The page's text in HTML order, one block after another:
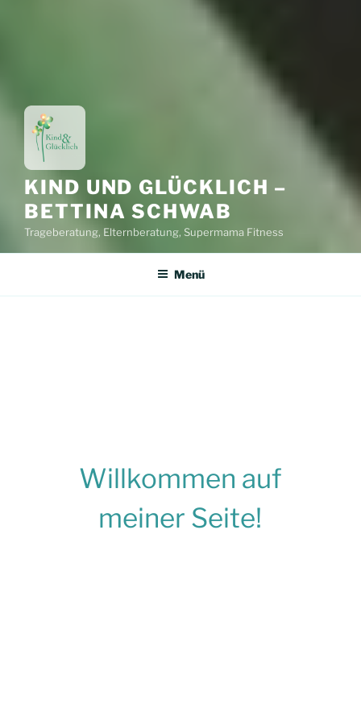
KIND UND GLÜCKLICH –
BETTINA SCHWAB
Trageberatung, Elternberatung, Supermama Fitness
Menü
Willkommen auf
meiner Seite!